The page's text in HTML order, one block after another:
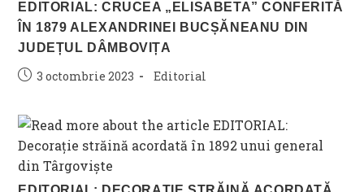
EDITORIAL: CRUCEA „ELISABETA” CONFERITĂ
ÎN 1879 ALEXANDRINEI BUCȘĂNEANU DIN
JUDEȚUL DÂMBOVIȚA
Post3 octombrie 2023
Post
Editorial